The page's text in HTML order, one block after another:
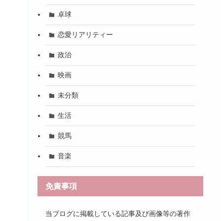
卓球
恋愛リアリティー
政治
映画
未分類
生活
競馬
音楽
免責事項
当ブログに掲載している記事及び画像等の著作